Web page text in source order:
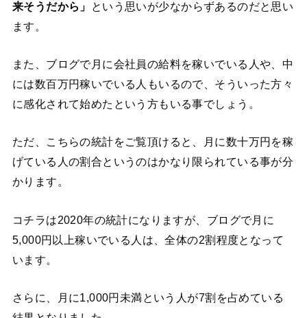
来そうだから」
という思いが少なからずあるのだと思い
ます。
また、ブログで月に会社員の給料を稼いでいる人や、中
には数百万円稼いでいる人もいるので、そういった方々
に感化されて始めたという方もいる事でしょう。
ただ、こちらの統計をご覧頂けると、月に数十万円を稼
げている人の割合というのはかなり限られている事が分
かります。
コチラは2020年の統計になりますが、ブログで月に
5,000円以上稼いでいる人は、全体の2割程度となって
います。
さらに、月に1,000円未満という人が7割を占めている